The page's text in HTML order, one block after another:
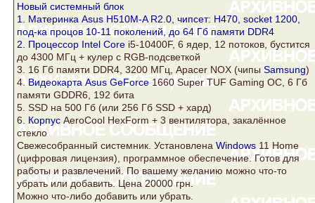
Новый системный блок
1. Материнка Asus H510M-A R2.0, чипсет: H470, socket 1200,
под-ка процов 10-11 поколений, до 64 Гб памяти DDR4
2. Процессор Intel Core i5-10400F, 6 ядер, 12 потоков, бустится
до 4300 МГц + кулер c RGB-подсветкой
3. 16 Гб памяти DDR4, 3200 МГц, Apacer NOX (чипы Samsung)
4.Видеокарта Asus GeForce1660 Super TUF Gaming OC, 6 Гб
памяти GDDR6, 192 бита
5. SSD на 500 Гб (или 256 Гб SSD + хард)
6. Корпус AeroCool HexForm + 3 вентилятора, закалённое
стекло
Свежесобранный системник. Установлена Windows 11 Home
(цифровая лицензия), программное обеспечение. Готов для
работы и развлечений. По вашему желанию можно что-то
убрать или добавить. Цена 20000 грн.
Можно что-либо добавить или убрать.